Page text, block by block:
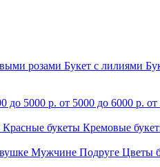
розами Букет с лилиями
до 5000 р. от 5000 до 6000 р. от
Красные букеты Кремовые
Мужчине Подруге Цветы